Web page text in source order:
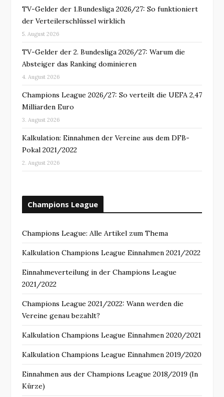
TV-Gelder der 1.Bundesliga 2026/27: So funktioniert
der Verteilerschlüssel wirklich
5. August 2026
TV-Gelder der 2. Bundesliga 2026/27: Warum die
Absteiger das Ranking dominieren
4. August 2026
Champions League 2026/27: So verteilt die UEFA 2,47
Milliarden Euro
3. August 2026
Kalkulation: Einnahmen der Vereine aus dem DFB-
Pokal 2021/2022
2. August 2026
Champions League
Champions League: Alle Artikel zum Thema
Kalkulation Champions League Einnahmen 2021/2022
Einnahmeverteilung in der Champions League
2021/2022
Champions League 2021/2022: Wann werden die
Vereine genau bezahlt?
Kalkulation Champions League Einnahmen 2020/2021
Kalkulation Champions League Einnahmen 2019/2020
Einnahmen aus der Champions League 2018/2019 (In
Kürze)